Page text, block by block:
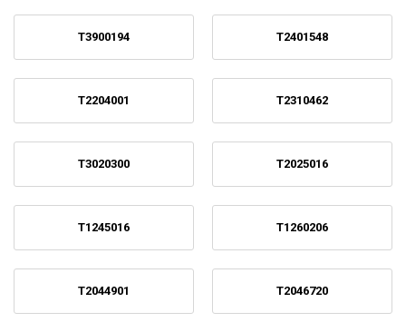
T3900194 T2401548
T2204001 T2310462
T3020300 T2025016
T1245016 T1260206
T2044901 T2046720